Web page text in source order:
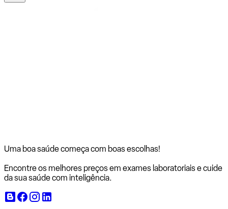
Uma boa saúde começa com boas escolhas!
Encontre os melhores preços em exames laboratoriais e cuide
da sua saúde com inteligência.